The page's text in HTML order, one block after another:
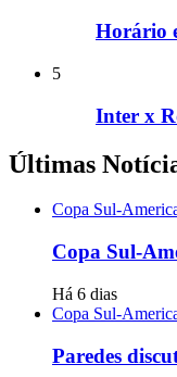
Horário
5
Inter x
Últimas
Copa Sul-
Copa Sul-
Há 6 dias
Copa Sul-
Paredes